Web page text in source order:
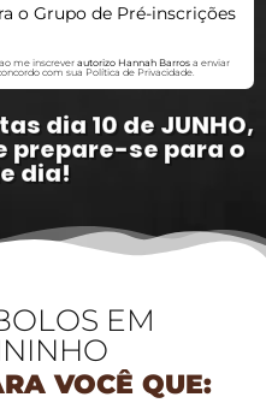
o Grupo de Pré-inscrições
me inscrever autorizo Hannah Barrosa enviar
com sua Política de Privacidade.
dia 10 de JUNHO,
prepare-se para o
dia!
EM
VOCÊ QUE: